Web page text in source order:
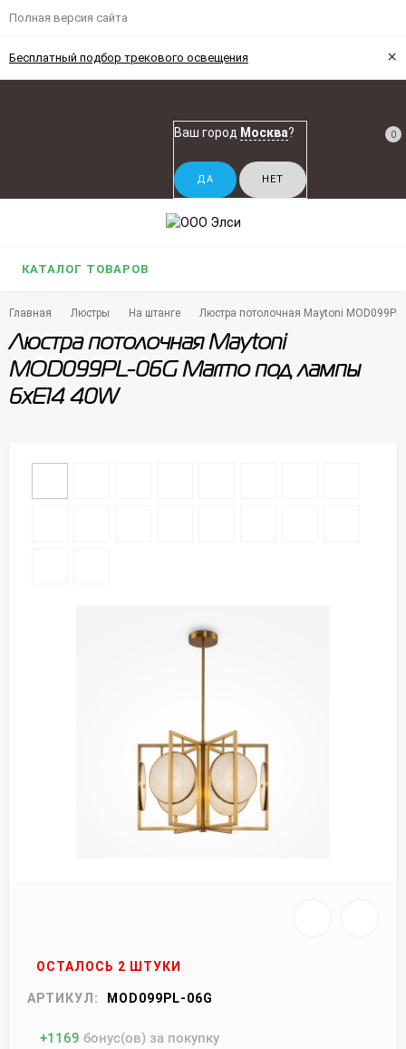
Полная версия сайта
Бесплатный подбор трекового освещения ×
Ваш город Москва? 0
КАТАЛОГ ТОВАРОВ
Главная Люстры На штанге Люстра потолочная Maytoni
Люстра потолочная Maytoni
MOD099PL-06G Marmo под лампы
6xE14 40W
ОСТАЛОСЬ 2 ШТУКИ
АРТИКУЛ: MOD099PL-06G
+1169 бонус(ов) за покупку